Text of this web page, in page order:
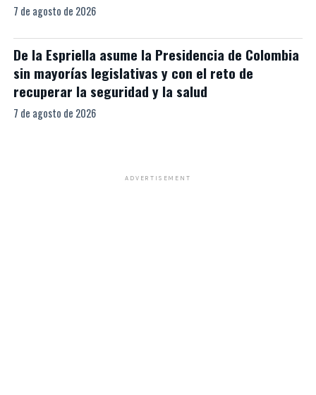
7 de agosto de 2026
De la Espriella asume la Presidencia de Colombia
sin mayorías legislativas y con el reto de
recuperar la seguridad y la salud
7 de agosto de 2026
ADVERTISEMENT